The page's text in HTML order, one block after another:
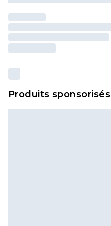
Produits sponsorisés